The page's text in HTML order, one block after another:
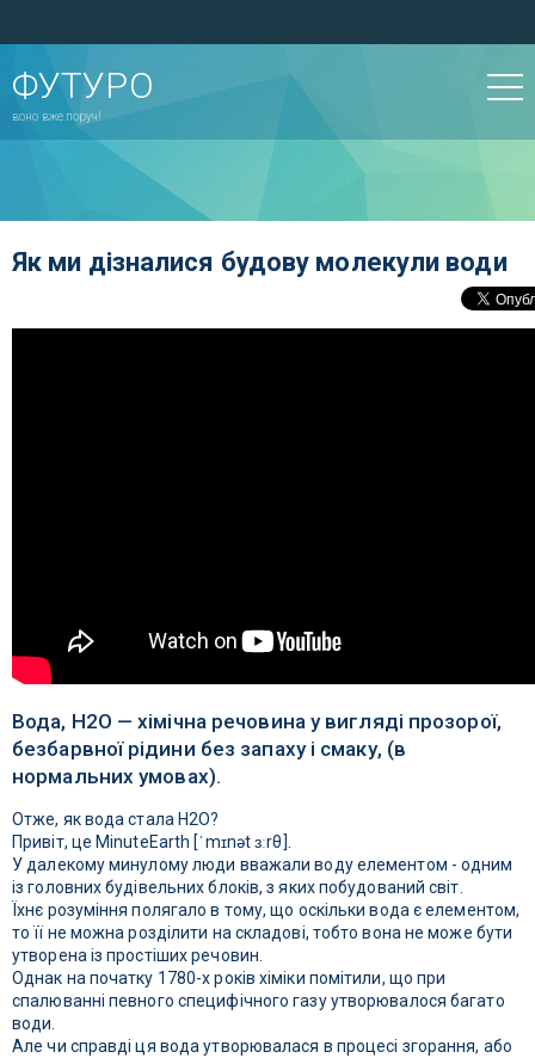
ФУТУРО
воно вже поруч!
Як ми дізналися будову молекули води
Вода, Н2O — хімічна речовина у вигляді прозорої,
безбарвної рідини без запаху і смаку, (в
нормальних умовах).
Отже, як вода стала H2O?
Привіт, це MinuteEarth [ˈmɪnət ɜːrθ].
У далекому минулому люди вважали воду елементом - одним
із головних будівельних блоків, з яких побудований світ.
Їхнє розуміння полягало в тому, що оскільки вода є елементом,
то її не можна розділити на складові, тобто вона не може бути
утворена із простіших речовин.
Однак на початку 1780-х років хіміки помітили, що при
спалюванні певного специфічного газу утворювалося багато
води.
Але чи справді ця вода утворювалася в процесі згорання, або